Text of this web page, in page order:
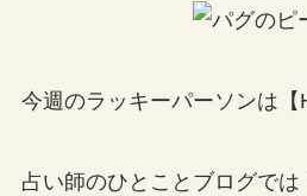
今週のラッキーパーソンは【
占い師のひとことブログで